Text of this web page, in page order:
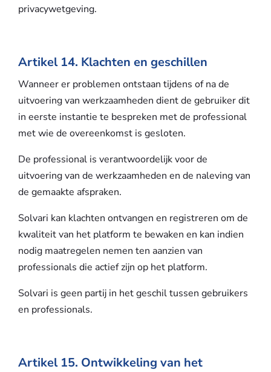
privacywetgeving.
Artikel 14. Klachten en geschillen
Wanneer er problemen ontstaan tijdens of na de
uitvoering van werkzaamheden dient de gebruiker dit
in eerste instantie te bespreken met de professional
met wie de overeenkomst is gesloten.
De professional is verantwoordelijk voor de
uitvoering van de werkzaamheden en de naleving van
de gemaakte afspraken.
Solvari kan klachten ontvangen en registreren om de
kwaliteit van het platform te bewaken en kan indien
nodig maatregelen nemen ten aanzien van
professionals die actief zijn op het platform.
Solvari is geen partij in het geschil tussen gebruikers
en professionals.
Artikel 15. Ontwikkeling van het